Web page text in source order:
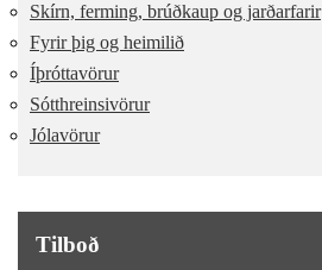
Skírn, ferming, brúðkaup og jarðarfarir
Fyrir þig og heimilið
Íþróttavörur
Sótthreinsivörur
Jólavörur
Tilboð